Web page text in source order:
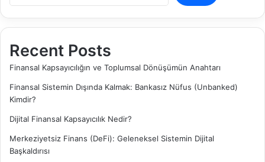
Recent Posts
Finansal Kapsayıcılığın ve Toplumsal Dönüşümün Anahtarı
Finansal Sistemin Dışında Kalmak: Bankasız Nüfus (Unbanked)
Kimdir?
Dijital Finansal Kapsayıcılık Nedir?
Merkeziyetsiz Finans (DeFi): Geleneksel Sistemin Dijital
Başkaldırısı